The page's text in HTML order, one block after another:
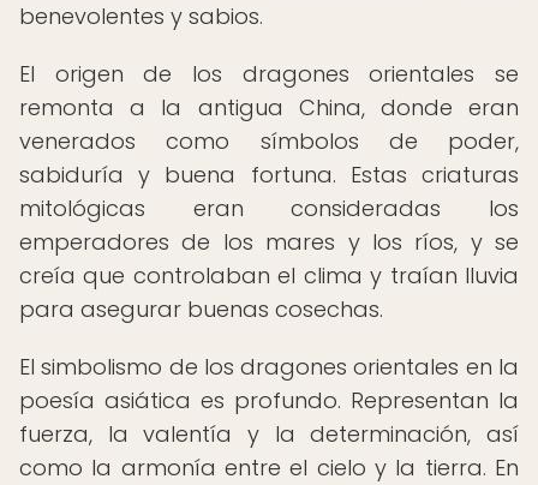
benevolentes y sabios.
El origen de los dragones orientales se
remonta a la antigua China, donde eran
venerados como símbolos de poder,
sabiduría y buena fortuna. Estas criaturas
mitológicas eran consideradas los
emperadores de los mares y los ríos, y se
creía que controlaban el clima y traían lluvia
para asegurar buenas cosechas.
El simbolismo de los dragones orientales en la
poesía asiática es profundo. Representan la
fuerza, la valentía y la determinación, así
como la armonía entre el cielo y la tierra. En